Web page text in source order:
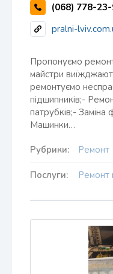
(068) 778-
pralni-
Пропонуємо
майстри
ремонтуємо
підшипників;-
патрубків;-
Машинки…
Рубрики: Ремонт
Послуги: Ремонт